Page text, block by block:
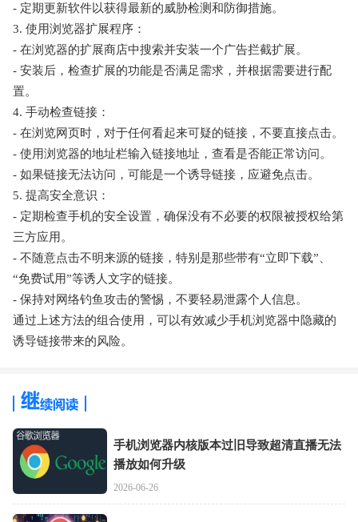
- 定期更新软件以获得最新的威胁检测和防御措施。
3. 使用浏览器扩展程序：
- 在浏览器的扩展商店中搜索并安装一个广告拦截扩展。
- 安装后，检查扩展的功能是否满足需求，并根据需要进行配
置。
4. 手动检查链接：
- 在浏览网页时，对于任何看起来可疑的链接，不要直接点击。
- 使用浏览器的地址栏输入链接地址，查看是否能正常访问。
- 如果链接无法访问，可能是一个诱导链接，应避免点击。
5. 提高安全意识：
- 定期检查手机的安全设置，确保没有不必要的权限被授权给第
三方应用。
- 不随意点击不明来源的链接，特别是那些带有“立即下载”、
“免费试用”等诱人文字的链接。
- 保持对网络钓鱼攻击的警惕，不要轻易泄露个人信息。
通过上述方法的组合使用，可以有效减少手机浏览器中隐藏的
诱导链接带来的风险。
手机浏览器内核版本过旧导致超清直播无法
播放如何升级
2026-06-26